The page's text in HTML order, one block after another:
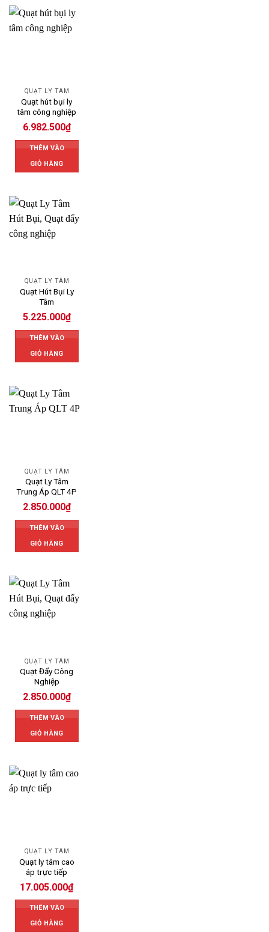
QUẠT LY TÂM
Quạt hút bụi ly
tâm công nghiệp
6.982.500₫
THÊM VÀO
GIỎ HÀNG
QUẠT LY TÂM
Quạt Hút Bụi Ly
Tâm
5.225.000₫
THÊM VÀO
GIỎ HÀNG
QUẠT LY TÂM
Quạt Ly Tâm
Trung Áp QLT 4P
2.850.000₫
THÊM VÀO
GIỎ HÀNG
QUẠT LY TÂM
Quạt Đẩy Công
Nghiệp
2.850.000₫
THÊM VÀO
GIỎ HÀNG
QUẠT LY TÂM
Quạt ly tâm cao
áp trực tiếp
17.005.000₫
THÊM VÀO
GIỎ HÀNG